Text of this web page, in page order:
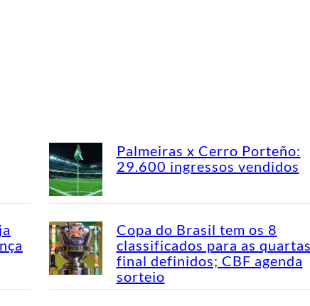
Palmeiras x Cerro Porteño:
29.600 ingressos vendidos
Copa do Brasil tem os 8
classificados para as
final definidos; CBF agenda
sorteio